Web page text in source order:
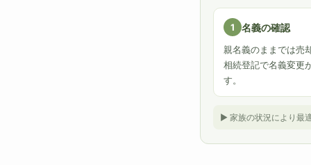
1 名義の確認
親名義のままでは売
相続登記で名義変更
す。
► 家族の状況により最